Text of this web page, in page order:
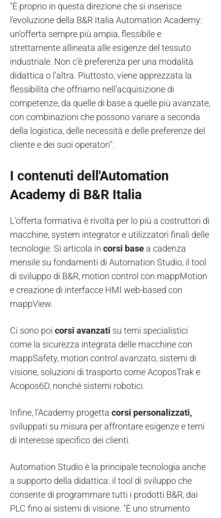
"È proprio in questa direzione che si inserisce
l’evoluzione della B&R Italia Automation Academy:
un’offerta sempre più ampia, flessibile e
strettamente allineata alle esigenze del tessuto
industriale. Non c’è preferenza per una modalità
didattica o l’altra. Piuttosto, viene apprezzata la
flessibilità che offriamo nell’acquisizione di
competenze, da quelle di base a quelle più avanzate,
con combinazioni che possono variare a seconda
della logistica, delle necessità e delle preferenze del
cliente e dei suoi operatori".
I contenuti dell'Automation
Academy di B&R Italia
L’offerta formativa è rivolta per lo più a costruttori di
macchine, system integrator e utilizzatori finali delle
tecnologie. Si articola in corsi base a cadenza
mensile su fondamenti di Automation Studio, il tool
di sviluppo di B&R, motion control con mappMotion
e creazione di interfacce HMI web-based con
mappView.
Ci sono poi corsi avanzati su temi specialistici
come la sicurezza integrata delle macchine con
mappSafety, motion control avanzato, sistemi di
visione, soluzioni di trasporto come AcoposTrak e
Acopos6D, nonché sistemi robotici.
Infine, l’Academy progetta corsi personalizzati,
sviluppati su misura per affrontare esigenze e temi
di interesse specifico dei clienti.
Automation Studio è la principale tecnologia anche
a supporto della didattica: il tool di sviluppo che
consente di programmare tutti i prodotti B&R, dai
PLC fino ai sistemi di visione. "È uno strumento